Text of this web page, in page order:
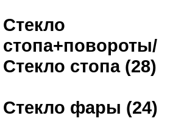
Стекло
стопа+повороты/
Стекло стопа (28)
Стекло фары (24)